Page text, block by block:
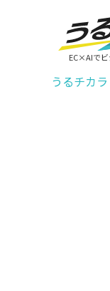
EC×AIで
うるチカラ